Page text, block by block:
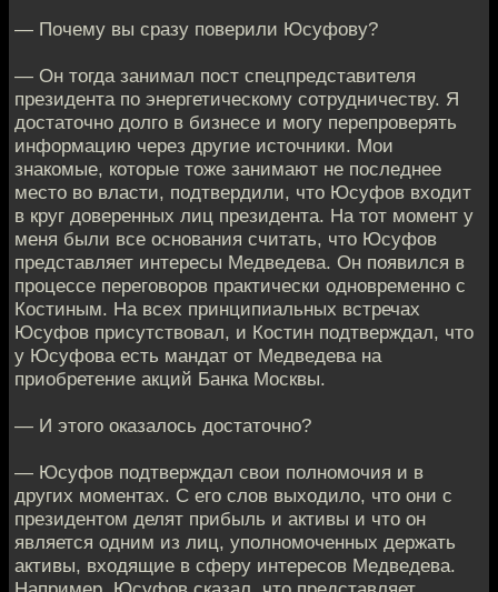
— Почему вы сразу поверили Юсуфову?
— Он тогда занимал пост спецпредставителя
президента по энергетическому сотрудничеству. Я
достаточно долго в бизнесе и могу перепроверять
информацию через другие источники. Мои
знакомые, которые тоже занимают не последнее
место во власти, подтвердили, что Юсуфов входит
в круг доверенных лиц президента. На тот момент у
меня были все основания считать, что Юсуфов
представляет интересы Медведева. Он появился в
процессе переговоров практически одновременно с
Костиным. На всех принципиальных встречах
Юсуфов присутствовал, и Костин подтверждал, что
у Юсуфова есть мандат от Медведева на
приобретение акций Банка Москвы.
— И этого оказалось достаточно?
— Юсуфов подтверждал свои полномочия и в
других моментах. С его слов выходило, что они с
президентом делят прибыль и активы и что он
является одним из лиц, уполномоченных держать
активы, входящие в сферу интересов Медведева.